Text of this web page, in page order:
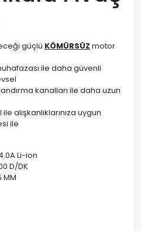
güçlü KÖMÜRSÜZ motor
ile daha güvenli
kanalları ile daha uzun
alışkanlıklarınıza uygun
ile
Li-ion
D/DK
MM